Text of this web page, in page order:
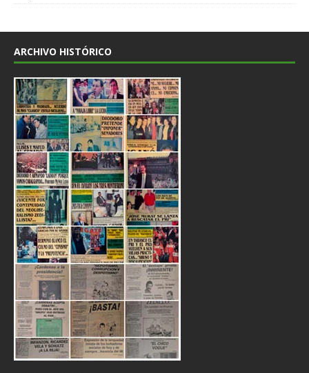
ARCHIVO HISTÓRICO